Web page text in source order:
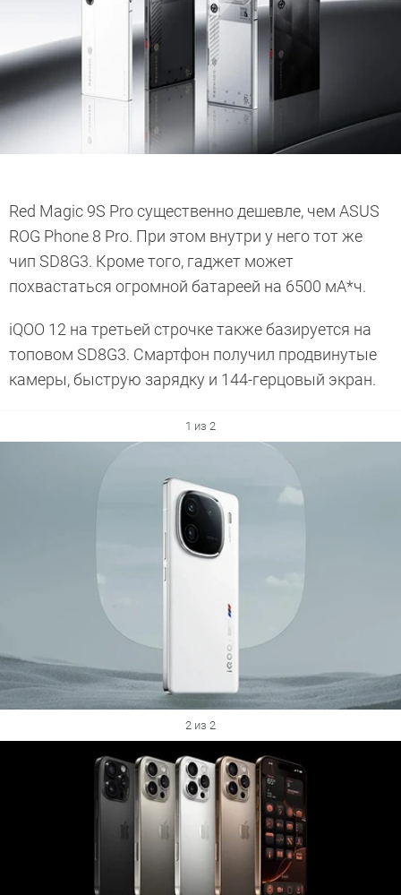
Red Magic 9S Pro существенно дешевле, чем ASUS
ROG Phone 8 Pro. При этом внутри у него тот же
чип SD8G3. Кроме того, гаджет может
похвастаться огромной батареей на 6500 мА*ч.
iQOO 12 на третьей строчке также базируется на
топовом SD8G3. Смартфон получил продвинутые
камеры, быструю зарядку и 144-герцовый экран.
1 из 2
2 из 2